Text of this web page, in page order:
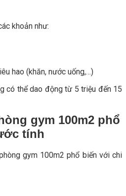
khoản như:
hao (khăn, nước uống,…)
có thể dao động từ 5 triệu đến 15
gym 100m2 phổ
tính
gym 100m2 phổ biến với chi